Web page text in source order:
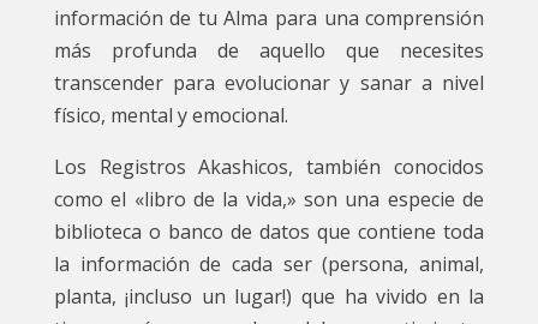
información de tu Alma para una comprensión
más profunda de aquello que necesites
transcender para evolucionar y sanar a nivel
físico, mental y emocional.
Los Registros Akashicos, también conocidos
como el «libro de la vida,» son una especie de
biblioteca o banco de datos que contiene toda
la información de cada ser (persona, animal,
planta, ¡incluso un lugar!) que ha vivido en la